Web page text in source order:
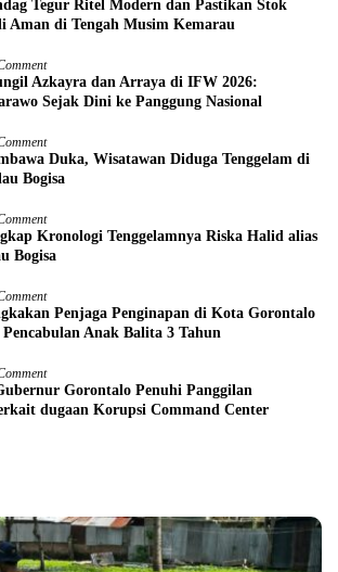
Tegur Ritel Modern dan Pastikan Stok
Aman di Tengah Musim Kemarau
Azkayra dan Arraya di IFW 2026:
Sejak Dini ke Panggung Nasional
Duka, Wisatawan Diduga Tenggelam di
Bogisa
Kronologi Tenggelamnya Riska Halid alias
Bogisa
Penjaga Penginapan di Kota Gorontalo
Pencabulan Anak Balita 3 Tahun
Gorontalo Penuhi Panggilan
dugaan Korupsi Command Center